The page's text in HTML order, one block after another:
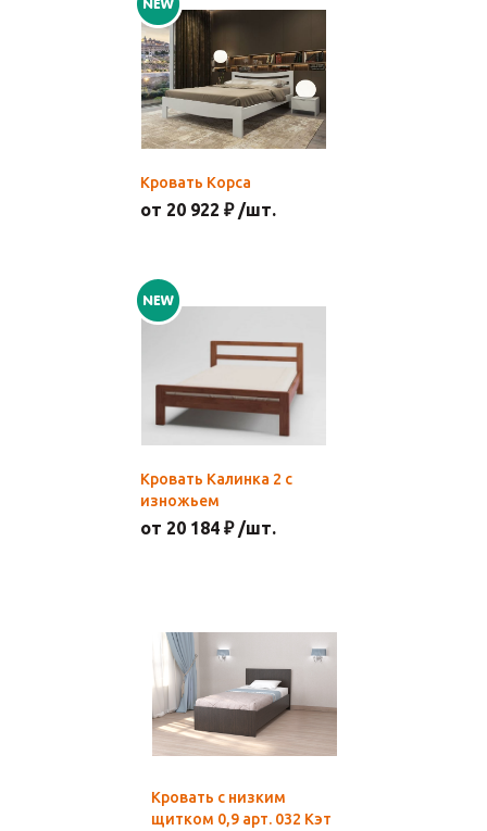
Кровать Корса
от 20 922 ₽ /шт.
Кровать Калинка 2 с
изножьем
от 20 184 ₽ /шт.
Кровать с низким
щитком 0,9 арт. 032 Кэт